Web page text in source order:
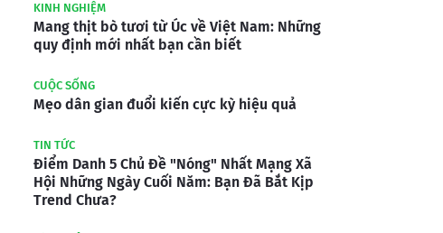
KINH NGHIỆM
Mang thịt bò tươi từ Úc về Việt Nam: Những
quy định mới nhất bạn cần biết
CUỘC SỐNG
Mẹo dân gian đuổi kiến cực kỳ hiệu quả
TIN TỨC
Điểm Danh 5 Chủ Đề "Nóng" Nhất Mạng Xã
Hội Những Ngày Cuối Năm: Bạn Đã Bắt Kịp
Trend Chưa?